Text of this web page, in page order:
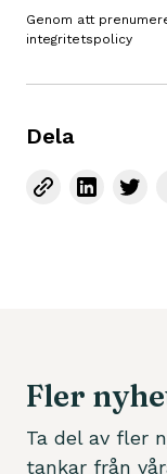
Genom att
integritetspolicy
Dela
Fler
Ta del av fler
tankar från